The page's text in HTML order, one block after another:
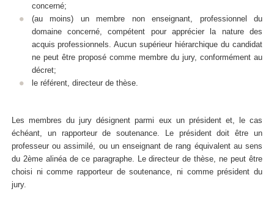
concerné;
(au moins) un membre non enseignant, professionnel du
domaine concerné, compétent pour apprécier la nature des
acquis professionnels. Aucun supérieur hiérarchique du candidat
ne peut être proposé comme membre du jury, conformément au
décret;
le référent, directeur de thèse.
Les membres du jury désignent parmi eux un président et, le cas
échéant, un rapporteur de soutenance. Le président doit être un
professeur ou assimilé, ou un enseignant de rang équivalent au sens
du 2ème alinéa de ce paragraphe. Le directeur de thèse, ne peut être
choisi ni comme rapporteur de soutenance, ni comme président du
jury.